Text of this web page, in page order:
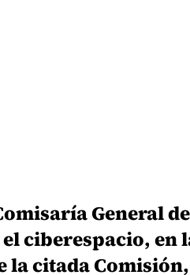
General
ciberespacio, en
la citada